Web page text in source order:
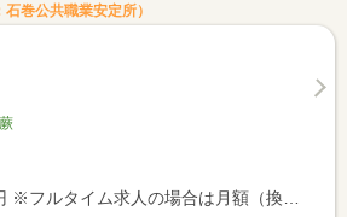
巻公共職業安定所）
場合は月額（換算額）、パート求人の場合は時間額を表示しています。